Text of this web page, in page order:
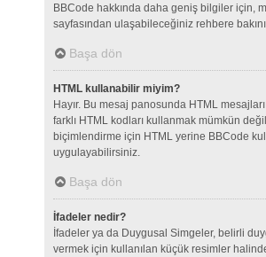
BBCode hakkında daha geniş bilgiler için,
sayfasından ulaşabileceğiniz rehbere
Başa dön
HTML kullanabilir miyim?
Hayır. Bu mesaj panosunda HTML
farklı HTML kodları kullanmak mümkün
biçimlendirme için HTML yerine BBCode
uygulayabilirsiniz.
Başa dön
İfadeler nedir?
İfadeler ya da Duygusal Simgeler, belirli
vermek için kullanılan küçük resimler